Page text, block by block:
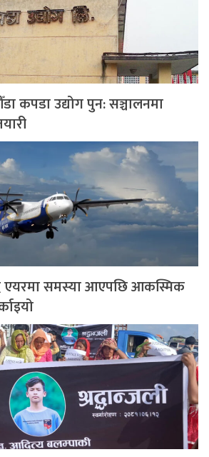
कपडा उद्योग पुन: सञ्चालनमा
एयरमा समस्या आएपछि आकस्मिक